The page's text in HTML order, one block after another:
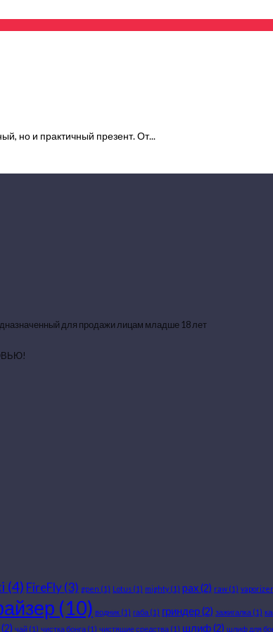
но и практичный презент. От...
для продажи лицам младше 18 лет
(4) FireFly(3) gpen (1) Lotus (1) mighty(1) pax(2) raw (1) vaporizer
(10) водник (1) габа (1) гриндер(2) зажигалка (1)
(2) чай (1) чистка бонга (1) чистящие средства (1) шлиф(2) шлиф для